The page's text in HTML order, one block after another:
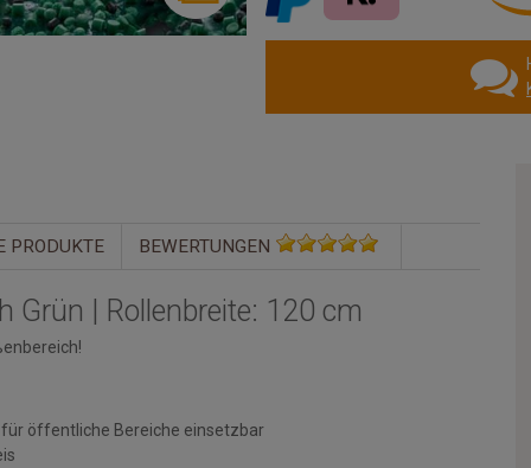
PRODUKTE BEWERTUNGEN
Grün | Rollenbreite: 120 cm
öffentliche Bereiche einsetzbar